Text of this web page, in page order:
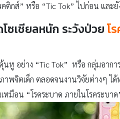
ติกส์” หรือ “Tic Tok” ไปก่อน และ
ซเชียลหนัก ระวังป่วยโ
หู อย่าง “Tic Tok” หรือ กลุ่มอากา
จิตเด็ก ตลอดจนงานวิจัยต่างๆ ไ
หมือน “โรคระบาด ภายในโรคระบาด